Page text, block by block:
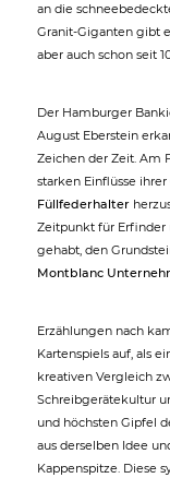
an die
Granit-Giganten gibt
aber auch schon seit
Der Hamburger
August Eberstein
Zeichen der Zeit. Am
starken Einflüsse
Füllfederhalter
Zeitpunkt für Erfinder
gehabt, den
Montblanc
Erzählungen nach
Kartenspiels auf, als
kreativen Vergleich
Schreibgerätekultur
und höchsten Gipfel
aus derselben Idee
Kappenspitze. Diese